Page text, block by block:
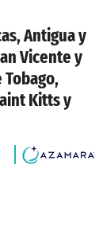
Antigua y
Vicente y
Tobago,
Kitts y